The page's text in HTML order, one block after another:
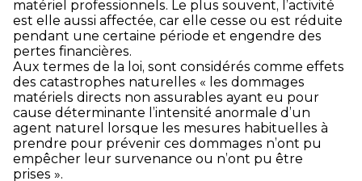
matériel professionnels. Le plus souvent, l’activité
est elle aussi affectée, car elle cesse ou est réduite
pendant une certaine période et engendre des
pertes financières.
Aux termes de la loi, sont considérés comme effets
des catastrophes naturelles « les dommages
matériels directs non assurables ayant eu pour
cause déterminante l’intensité anormale d’un
agent naturel lorsque les mesures habituelles à
prendre pour prévenir ces dommages n’ont pu
empêcher leur survenance ou n’ont pu être
prises ».